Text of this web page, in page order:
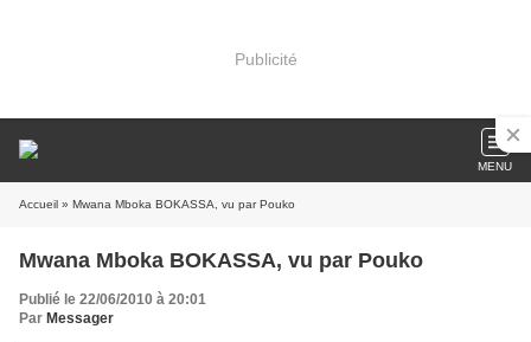
Publicité
MENU
Accueil » Mwana Mboka BOKASSA, vu par Pouko
Mwana Mboka BOKASSA, vu par Pouko
Publié le 22/06/2010 à 20:01
Par Messager